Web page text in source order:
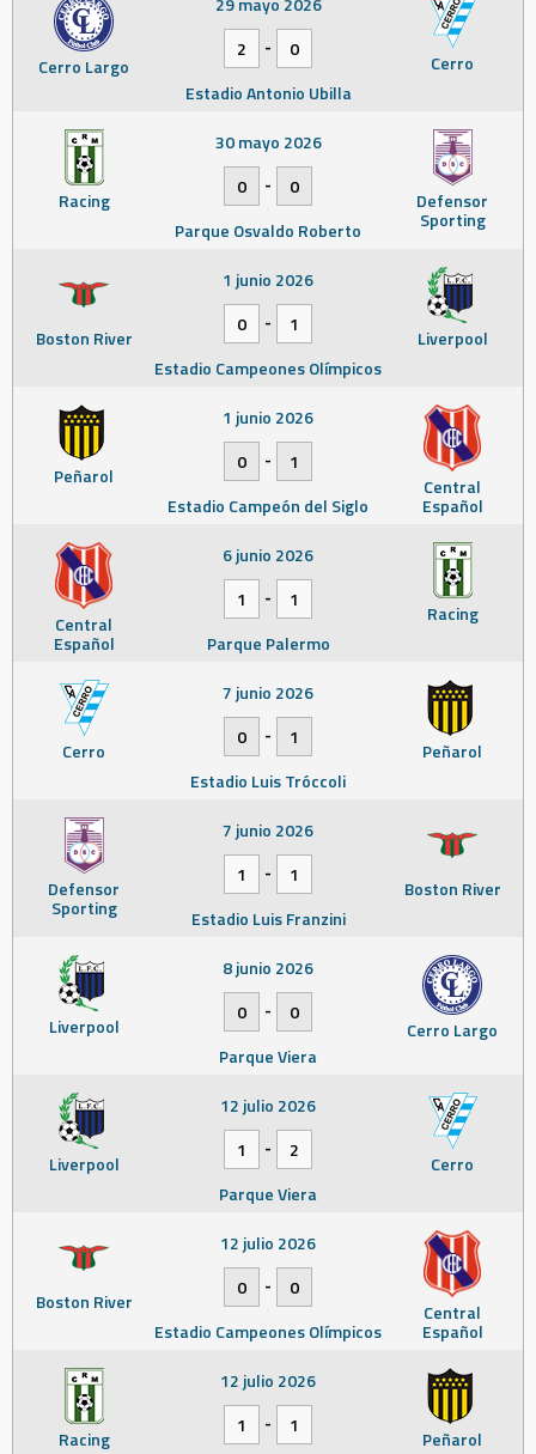
Cerro Largo Cerro
2
-
0
Estadio Antonio Ubilla
Racing Defensor
Sporting
30 mayo 2026
0
-
0
Parque Osvaldo Roberto
Boston River Liverpool
1 junio 2026
0
-
1
Estadio Campeones Olímpicos
Peñarol Central
Español
1 junio 2026
0
-
1
Estadio Campeón del Siglo
Central
Español
Racing
6 junio 2026
1
-
1
Parque Palermo
Cerro Peñarol
7 junio 2026
0
-
1
Estadio Luis Tróccoli
Defensor
Sporting
Boston River
7 junio 2026
1
-
1
Estadio Luis Franzini
Liverpool Cerro Largo
8 junio 2026
0
-
0
Parque Viera
Liverpool Cerro
12 julio 2026
1
-
2
Parque Viera
Boston River Central
Español
12 julio 2026
0
-
0
Estadio Campeones Olímpicos
Racing Peñarol
12 julio 2026
1
-
1